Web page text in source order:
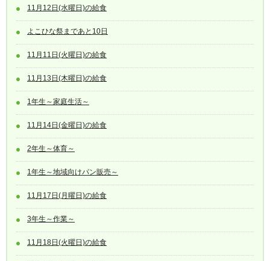
11月12日(水曜日)の給食
よこひな祭まであと10日
11月11日(火曜日)の給食
11月13日(木曜日)の給食
1年生～家庭生活～
11月14日(金曜日)の給食
2年生～体育～
1年生～地域向けパン販売～
11月17日(月曜日)の給食
3年生～作業～
11月18日(火曜日)の給食